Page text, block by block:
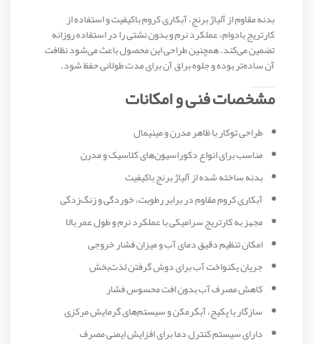
بدنه مقاوم از آلیاژ برنج، آبکاری کروم باکیفیت و استفاده از
کارتریج بادوام، عملکرد نرم و بدون نشتی را در استفاده روزانه
تضمین می‌کند. همچنین طراحی این محصول باعث می‌شود نظافت
آن ساده‌تر بوده و جلوه براق آن برای مدت طولانی حفظ شود.
مشخصات فنی و امکانات
طراحی توکار با ظاهر مدرن و مینیمال
مناسب برای انواع دکوراسیون‌های کلاسیک و مدرن
بدنه ساخته شده از آلیاژ برنج باکیفیت
آبکاری کروم مقاوم در برابر رطوبت، خوردگی و زنگ‌زدگی
مجهز به کارتریج سرامیکی با عملکرد نرم و طول عمر بالا
امکان تنظیم دقیق دمای آب و میزان فشار خروجی
جریان یکنواخت آب برای دوش گرفتن لذت‌بخش
کاهش مصرف آب بدون افت محسوس فشار
سازگار با پکیج، آبگرمکن و سیستم‌های گرمایش مرکزی
دارای سیستم کنترل دما برای افزایش ایمنی مصرف